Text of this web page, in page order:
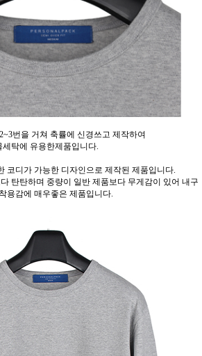
번을 거쳐 축률에 신경쓰고 제작하여
세탁에 유용한제품입니다.
코디가 가능한 디자인으로 제작된 제품입니다.
탄탄하며 중량이 일반 제품보다 무게감이 있어 내구
용감에 매우좋은 제품입니다.